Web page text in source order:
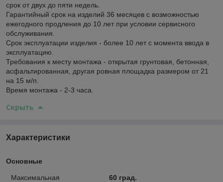
срок от двух до пяти недель.
Гарантийный срок на изделий 36 месяцев с возможностью
ежегодного продления до 10 лет при условии сервисного
обслуживания.
Срок эксплуатации изделия - более 10 лет с момента ввода в
эксплуатацию.
Требования к месту монтажа - открытая грунтовая, бетонная,
асфальтированная, другая ровная площадка размером от 21
на 15 м/п.
Время монтажа - 2-3 часа.
Скрыть
Характеристики
Основные
Максимальная
60 град.